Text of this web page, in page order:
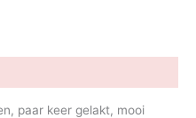
paar keer gelakt, mooi